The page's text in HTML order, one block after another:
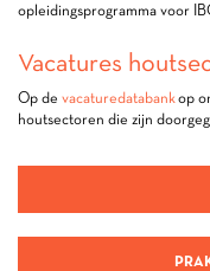
opleidingsprogramma voor
Vacatures
Op de vacaturedatabank op
houtsectoren die zijn